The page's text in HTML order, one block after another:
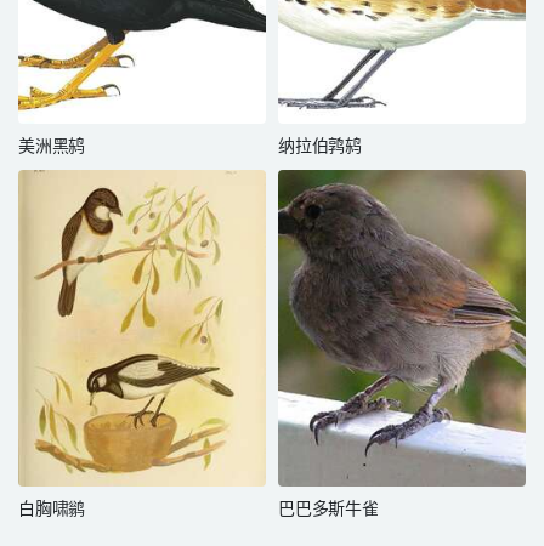
美洲黑鸫 纳拉伯鹑鸫
白胸啸鹟 巴巴多斯牛雀